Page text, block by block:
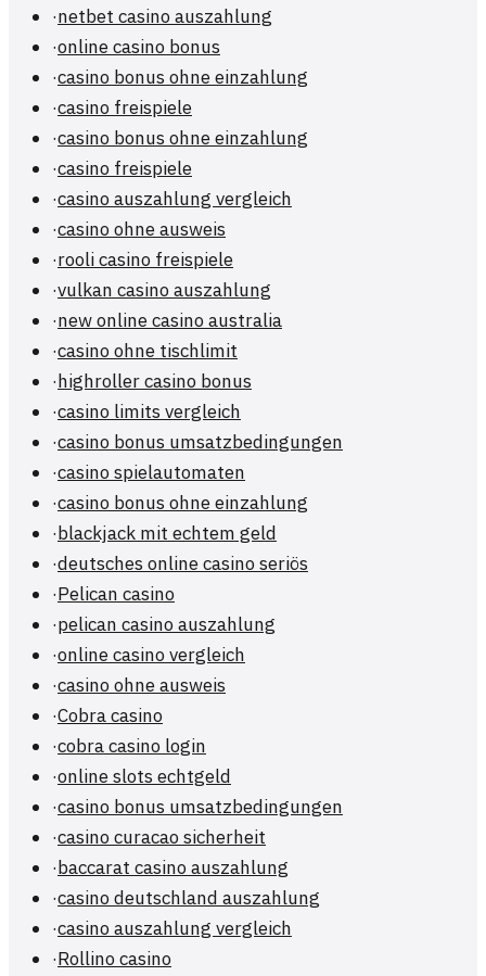
·netbet casino auszahlung
·online casino bonus
·casino bonus ohne einzahlung
·casino freispiele
·casino bonus ohne einzahlung
·casino freispiele
·casino auszahlung vergleich
·casino ohne ausweis
·rooli casino freispiele
·vulkan casino auszahlung
·new online casino australia
·casino ohne tischlimit
·highroller casino bonus
·casino limits vergleich
·casino bonus umsatzbedingungen
·casino spielautomaten
·casino bonus ohne einzahlung
·blackjack mit echtem geld
·deutsches online casino seriös
·Pelican casino
·pelican casino auszahlung
·online casino vergleich
·casino ohne ausweis
·Cobra casino
·cobra casino login
·online slots echtgeld
·casino bonus umsatzbedingungen
·casino curacao sicherheit
·baccarat casino auszahlung
·casino deutschland auszahlung
·casino auszahlung vergleich
·Rollino casino